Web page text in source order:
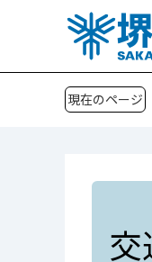
現在のページ
交